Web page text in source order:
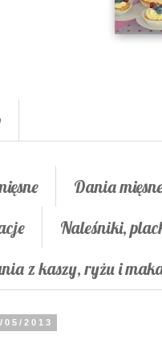
Dania
Naleśniki,
z kaszy, ryżu i
05/2013